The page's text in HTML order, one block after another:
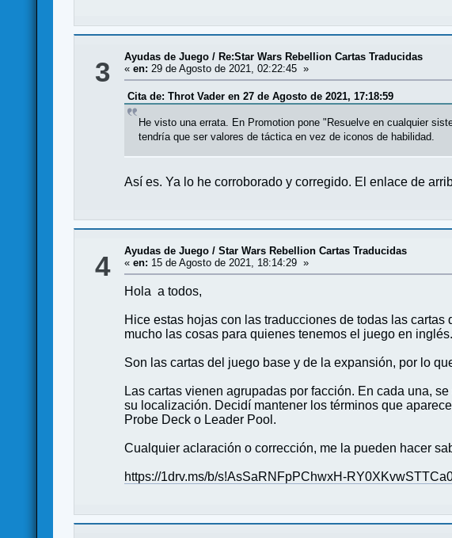
3 Ayudas de Juego / Re:Star Wars Rebellion Cartas Traducidas
«en: 29 de Agosto de 2021, 02:22:45 »
Cita de: Throt Vader en 27 de Agosto de 2021, 17:18:59
He visto una errata. En Promotion pone "Resuelve en cualquier
tendría que ser valores de táctica en vez de iconos de habilidad.
Así es. Ya lo he corroborado y corregido. El enlace de
4 Ayudas de Juego /Star Wars Rebellion Cartas Traducidas
«en: 15 de Agosto de 2021, 18:14:29 »
Hola a todos,
Hice estas hojas con las traducciones de todas las
mucho las cosas para quienes tenemos el juego en inglés.
Son las cartas del juego base y de la expansión, por lo
Las cartas vienen agrupadas por facción. En cada una,
su localización. Decidí mantener los términos que
Probe Deck o Leader Pool.
Cualquier aclaración o corrección, me la pueden hacer
https://1drv.ms/b/s!AsSaRNFpPChwxH-